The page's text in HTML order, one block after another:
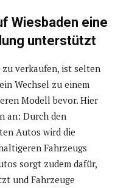
Wiesbaden eine
unterstützt
zu verkaufen, ist selten
Wechsel zu einem
Modell bevor. Hier
an: Durch den
Autos wird die
Fahrzeugs
sorgt zudem dafür,
und Fahrzeuge